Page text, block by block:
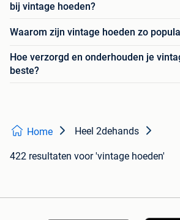
bij vintage hoeden?
Waarom zijn vintage hoeden zo
Hoe verzorgd en onderhouden je
beste?
Home Heel 2dehands
422 resultaten voor 'vintage hoeden'